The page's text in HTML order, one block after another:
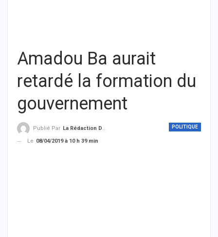
Amadou Ba aurait
retardé la formation du
gouvernement
POLITIQUE
Publié Par La Rédaction De THIEYSENEGAL.com
Le 08/04/2019 à 10 h 39 min